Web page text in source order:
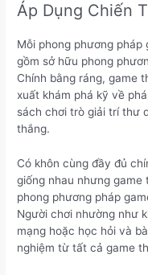
Áp Dụng Chiến
Mỗi phong phương
gồm sở hữu phong
Chính bằng ráng, game
xuất khám phá kỹ về
sách chơi trò giải trí thư
thắng.
Có khôn cùng đầy đủ
giống nhau nhưng
phong phương pháp
Người chơi nhường như
mạng hoặc học hỏi và
nghiệm từ tất cả game